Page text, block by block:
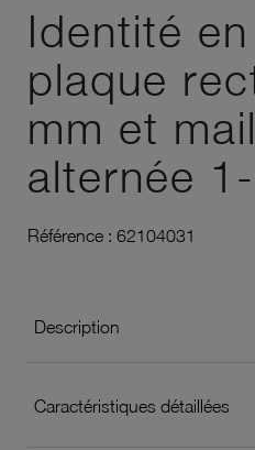
Identité
plaque
mm et
alternée
Référence : 62104031
Description
Caractéristiques détaillées